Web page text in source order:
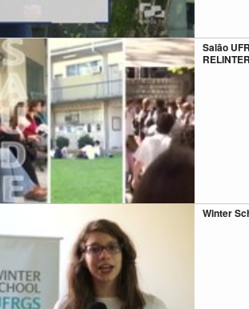
Salão
Winter